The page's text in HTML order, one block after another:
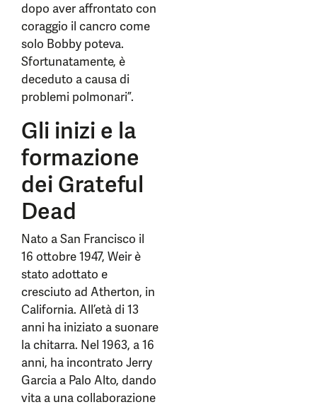
dopo aver affrontato con
coraggio il cancro come
solo Bobby poteva.
Sfortunatamente, è
deceduto a causa di
problemi polmonari”.
Gli inizi e la
formazione
dei Grateful
Dead
Nato a San Francisco il
16 ottobre 1947, Weir è
stato adottato e
cresciuto ad Atherton, in
California. All’età di 13
anni ha iniziato a suonare
la chitarra. Nel 1963, a 16
anni, ha incontrato Jerry
Garcia a Palo Alto, dando
vita a una collaborazione